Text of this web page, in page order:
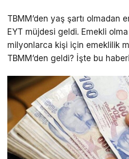
TBMM’den yaş şartı olmadan
EYT müjdesi geldi. Emekli
milyonlarca kişi için emeklilik
TBMM’den geldi? İşte bu